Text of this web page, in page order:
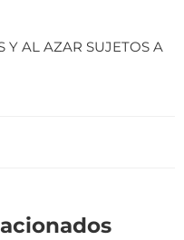
Y AL AZAR SUJETOS A